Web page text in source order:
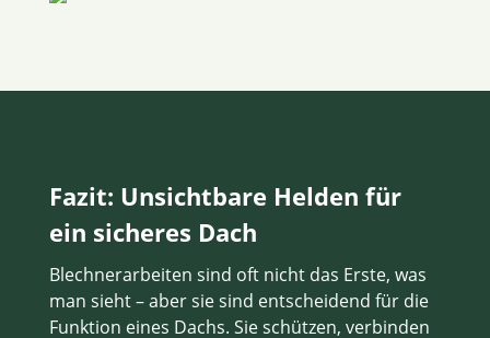
Fazit: Unsichtbare Helden für
ein sicheres Dach
Blechnerarbeiten sind oft nicht das Erste, was
man sieht – aber sie sind entscheidend für die
Funktion eines Dachs. Sie schützen, verbinden